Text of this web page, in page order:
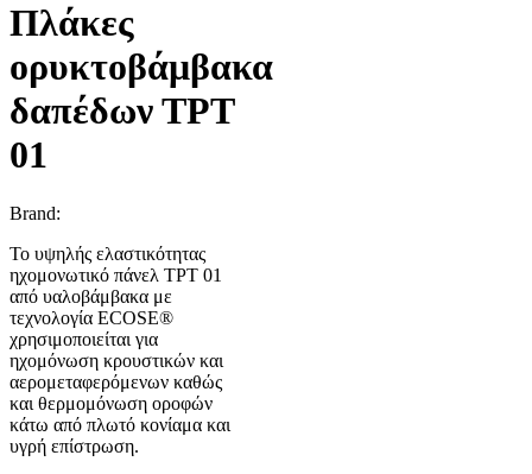
Πλάκες
ορυκτοβάμβακα
δαπέδων ΤPT
01
Brand:
Το υψηλής ελαστικότητας
ηχομονωτικό πάνελ TPT 01
από υαλοβάμβακα με
τεχνολογία ECOSE®
χρησιμοποιείται για
ηχομόνωση κρουστικών και
αερομεταφερόμενων καθώς
και θερμομόνωση οροφών
κάτω από πλωτό κονίαμα και
υγρή επίστρωση.